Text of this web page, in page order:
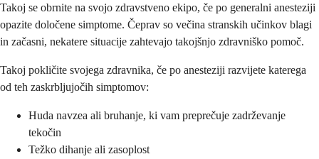
Takoj se obrnite na svojo zdravstveno ekipo, če po generalni anesteziji
opazite določene simptome. Čeprav so večina stranskih učinkov blagi
in začasni, nekatere situacije zahtevajo takojšnjo zdravniško pomoč.
Takoj pokličite svojega zdravnika, če po anesteziji razvijete katerega
od teh zaskrbljujočih simptomov:
Huda navzea ali bruhanje, ki vam preprečuje zadrževanje
tekočin
Težko dihanje ali zasoplost